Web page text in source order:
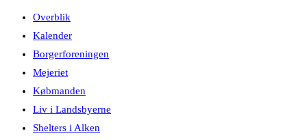
Overblik
Kalender
Borgerforeningen
Mejeriet
Købmanden
Liv i Landsbyerne
Shelters i Alken